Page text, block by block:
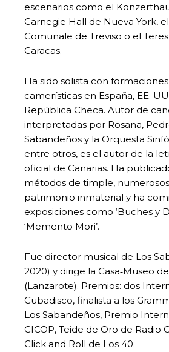
escenarios como el
Carnegie Hall de Nueva York,
Comunale de Treviso o el
Caracas.
Ha sido solista con
camerísticas en España, EE.
República Checa. Autor de
interpretadas por Rosana,
Sabandeños y la Orquesta
entre otros, es el autor de la
oficial de Canarias. Ha
métodos de timple,
patrimonio inmaterial y ha
exposiciones como ‘Buches y
‘Memento Mori’.
Fue director musical de Los
2020) y dirige la Casa‑Museo
(Lanzarote). Premios: dos
Cubadisco, finalista a los
Los Sabandeños, Premio
CICOP, Teide de Oro de Radio
Click and Roll de Los 40.